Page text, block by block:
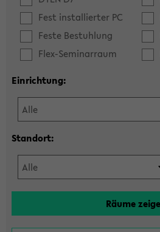
Fest installierter PC
Feste Bestuhlung
Flex-Seminarraum
Einrichtung:
Standort: